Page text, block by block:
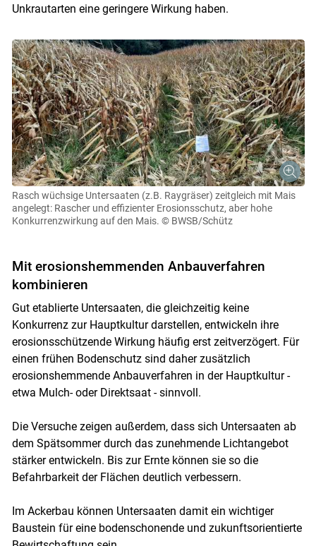
Unkrautarten eine geringere Wirkung haben.
Rasch wüchsige Untersaaten (z.B. Raygräser) zeitgleich mit Mais
angelegt: Rascher und effizienter Erosionsschutz, aber hohe
Konkurrenzwirkung auf den Mais. © BWSB/Schütz
Mit erosionshemmenden Anbauverfahren
kombinieren
Gut etablierte Untersaaten, die gleichzeitig keine
Konkurrenz zur Hauptkultur darstellen, entwickeln ihre
erosionsschützende Wirkung häufig erst zeitverzögert. Für
einen frühen Bodenschutz sind daher zusätzlich
erosionshemmende Anbauverfahren in der Hauptkultur -
etwa Mulch- oder Direktsaat - sinnvoll.
Die Versuche zeigen außerdem, dass sich Untersaaten ab
dem Spätsommer durch das zunehmende Lichtangebot
stärker entwickeln. Bis zur Ernte können sie so die
Befahrbarkeit der Flächen deutlich verbessern.
Im Ackerbau können Untersaaten damit ein wichtiger
Baustein für eine bodenschonende und zukunftsorientierte